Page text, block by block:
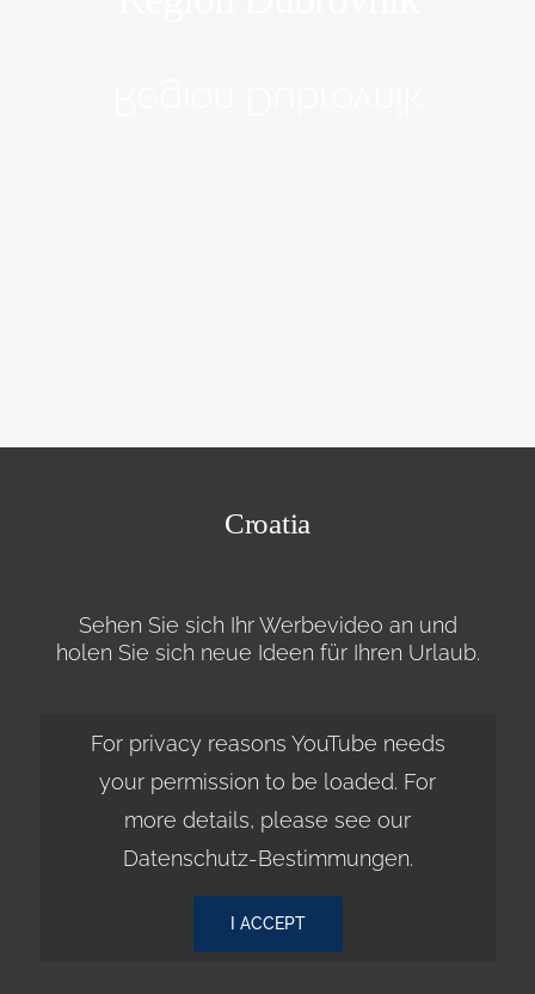
Croatia
Sehen Sie sich Ihr Werbevideo an und
holen Sie sich neue Ideen für Ihren Urlaub.
For privacy reasons YouTube needs
your permission to be loaded. For
more details, please see our
Datenschutz-Bestimmungen.
I ACCEPT